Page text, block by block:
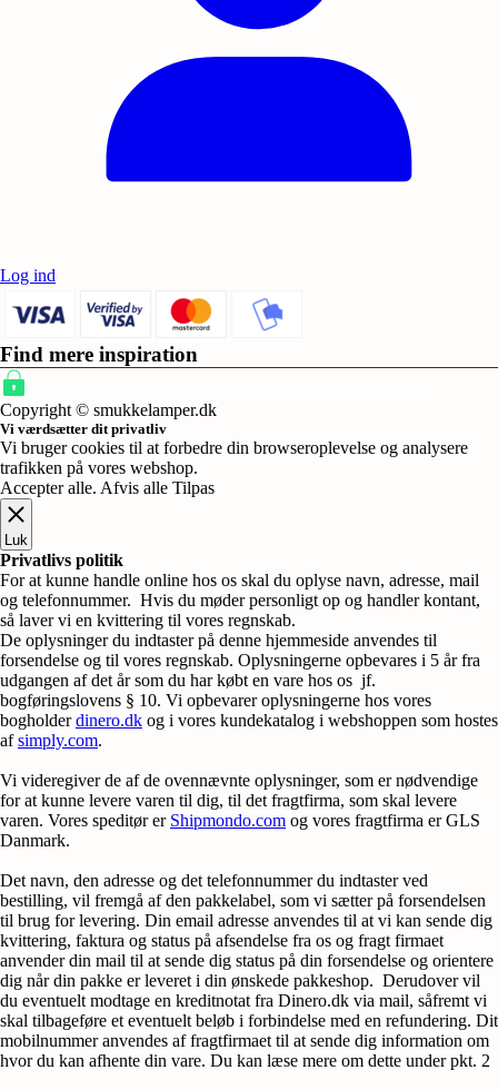
Log ind
Find mere inspiration
Copyright © smukkelamper.dk
Vi værdsætter dit privatliv
Vi bruger cookies til at forbedre din browseroplevelse og analysere
trafikken på vores webshop.
Accepter alle. Afvis alle Tilpas
Luk
Privatlivs politik
For at kunne handle online hos os skal du oplyse navn, adresse, mail
og telefonnummer. Hvis du møder personligt op og handler kontant,
så laver vi en kvittering til vores regnskab.
De oplysninger du indtaster på denne hjemmeside anvendes til
forsendelse og til vores regnskab. Oplysningerne opbevares i 5 år fra
udgangen af det år som du har købt en vare hos os jf.
bogføringslovens § 10. Vi opbevarer oplysningerne hos vores
bogholderdinero.dk og i vores kundekatalog i webshoppen som hostes
afsimply.com.
Vi videregiver de af de ovennævnte oplysninger, som er nødvendige
for at kunne levere varen til dig, til det fragtfirma, som skal levere
varen. Vores speditør er Shipmondo.com og vores fragtfirma er GLS
Danmark.
Det navn, den adresse og det telefonnummer du indtaster ved
bestilling, vil fremgå af den pakkelabel, som vi sætter på forsendelsen
til brug for levering. Din email adresse anvendes til at vi kan sende dig
kvittering, faktura og status på afsendelse fra os og fragt firmaet
anvender din mail til at sende dig status på din forsendelse og orientere
dig når din pakke er leveret i din ønskede pakkeshop. Derudover vil
du eventuelt modtage en kreditnotat fra Dinero.dk via mail, såfremt vi
skal tilbageføre et eventuelt beløb i forbindelse med en refundering. Dit
mobilnummer anvendes af fragtfirmaet til at sende dig information om
hvor du kan afhente din vare. Du kan læse mere om dette under pkt. 2